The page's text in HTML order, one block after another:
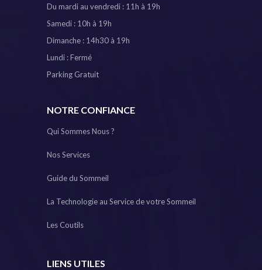
Du mardi au vendredi : 11h à 19h
Samedi : 10h à 19h
Dimanche : 14h30 à 19h
Lundi : Fermé
Parking Gratuit
NOTRE CONFIANCE
Qui Sommes Nous ?
Nos Services
Guide du Sommeil
La Technologie au Service de votre Sommeil
Les Coutils
LIENS UTILES